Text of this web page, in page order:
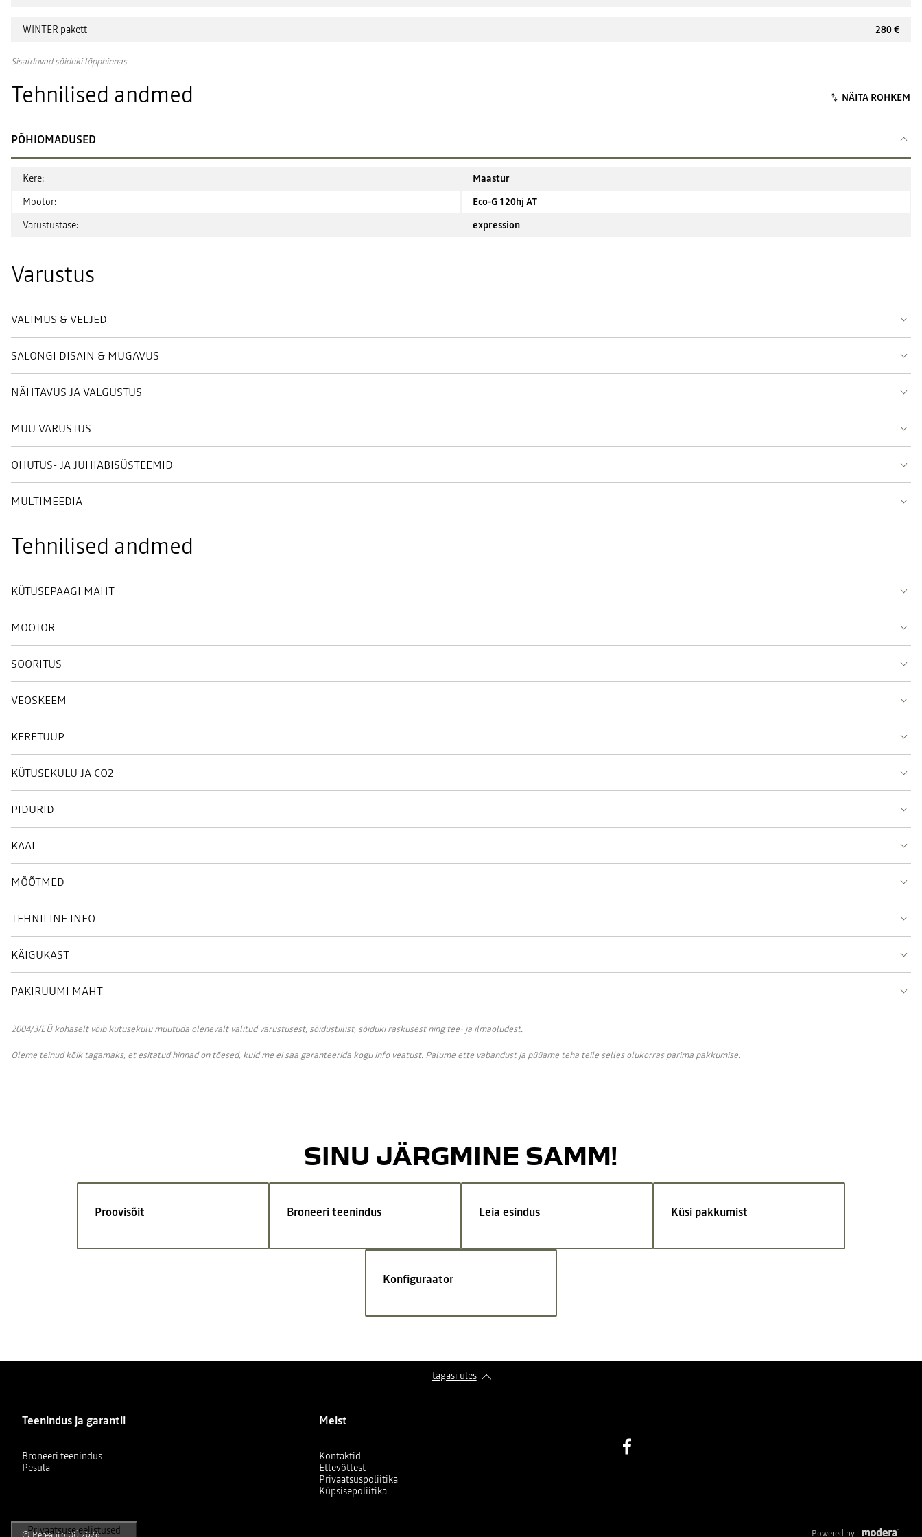
WINTER pakett 280 €
Sisalduvad sõiduki lõpphinnas
Tehnilised andmed
PÕHIOMADUSED
Kere:
Maastur
Mootor:
Eco-G 120hj AT
Varustustase:
expression
Varustus
VÄLIMUS & VELJED
SALONGI DISAIN & MUGAVUS
NÄHTAVUS JA VALGUSTUS
MUU VARUSTUS
OHUTUS- JA JUHIABISÜSTEEMID
MULTIMEEDIA
Tehnilised andmed
KÜTUSEPAAGI MAHT
MOOTOR
SOORITUS
VEOSKEEM
KERETÜÜP
KÜTUSEKULU JA CO2
PIDURID
KAAL
MÕÕTMED
TEHNILINE INFO
KÄIGUKAST
PAKIRUUMI MAHT
2004/3/EÜ kohaselt võib kütusekulu muutuda olenevalt valitud varustusest, sõidustiilist, sõiduki raskusest ning tee- ja ilmaoludest.
Oleme teinud kõik tagamaks, et esitatud hinnad on tõesed, kuid me ei saa garanteerida kogu info veatust. Palume ette vabandust ja püüame teha teile selles olukorras parima pakkumise.
SINU JÄRGMINE SAMM!
Proovisõit Broneeri teenindus Leia esindus Küsi pakkumist
Konfiguraator
tagasi üles
Teenindus ja garantii
Broneeri teenindus
Pesula
Meist
Kontaktid
Ettevõttest
Privaatsuspoliitika
Küpsisepoliitika
Powered by